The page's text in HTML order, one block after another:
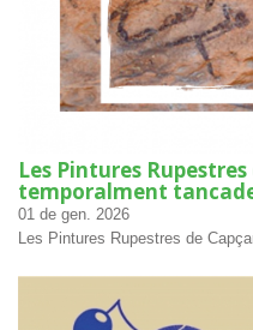
Les Pintures
temporalment
01 de gen. 2026
Les Pintures Rupestres de